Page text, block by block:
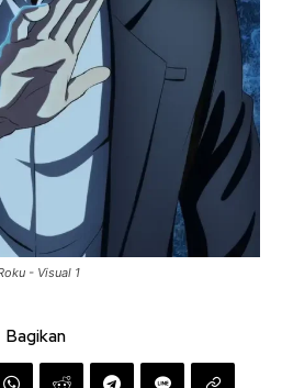
- Visual 1
Bagikan